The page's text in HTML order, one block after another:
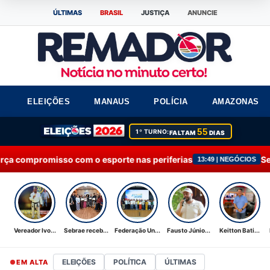
ÚLTIMAS BRASIL JUSTIÇA ANUNCIE
ELEIÇÕES MANAUS POLÍCIA AMAZONAS
1º TURNO:FALTAM55 DIAS
o esporte nas periferias 13:49 | NEGÓCIOS Sebrae recebe
Vereador Ivo... Sebrae receb... Federação Un... Fausto Júnio... Keitton Bati...
EM ALTA ELEIÇÕES POLÍTICA ÚLTIMAS